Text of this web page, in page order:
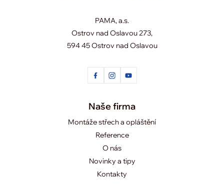
PAMA, a.s.
Ostrov nad Oslavou 273,
594 45 Ostrov nad Oslavou
Naše firma
Montáže střech a opláštění
Reference
O nás
Novinky a tipy
Kontakty